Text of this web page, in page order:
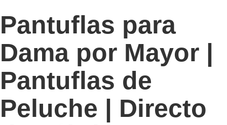
Pantuflas para
Dama por Mayor |
Pantuflas de
Peluche | Directo